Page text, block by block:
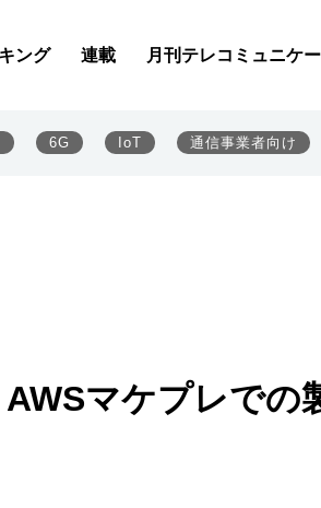
ング 連載 月刊テレコミュニケ
6G IoT 通信事業者向け
マケプレでの